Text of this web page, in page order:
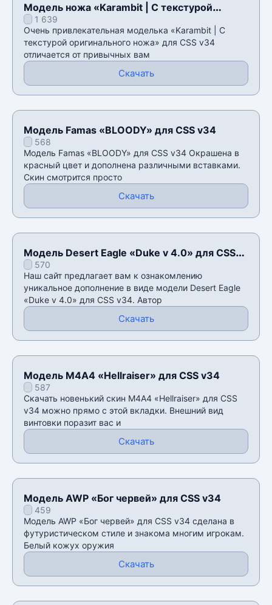
Модель ножа «Karambit | С текстурой
оригинального ножа» для CSS v34
1 639
Очень привлекательная моделька «Karambit | С
текстурой оригинального ножа» для CSS v34
отличается от привычных вам
Скачать
Модель Famas «BLOODY» для CSS v34
568
Модель Famas «BLOODY» для CSS v34 Окрашена в
красный цвет и дополнена различными вставками.
Скин смотрится просто
Скачать
Модель Desert Eagle «Duke v 4.0» для CSS
v34570
Наш сайт предлагает вам к ознакомлению
уникальное дополнение в виде модели Desert Eagle
«Duke v 4.0» для CSS v34. Автор
Скачать
Модель М4А4 «Hellraiser» для CSS v34
587
Скачать новенький скин М4А4 «Hellraiser» для CSS
v34 можно прямо с этой вкладки. Внешний вид
винтовки поразит вас и
Скачать
Модель AWP «Бог червей» для CSS v34
459
Модель AWP «Бог червей» для CSS v34 сделана в
футуристическом стиле и знакома многим игрокам.
Белый кожух оружия
Скачать